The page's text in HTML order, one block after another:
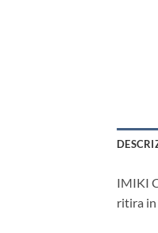
IMIKI
ritira in